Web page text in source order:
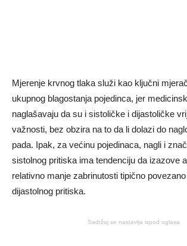
Mjerenje krvnog tlaka služi kao ključni
ukupnog blagostanja pojedinca, jer
naglašavaju da su i sistoličke i dijastoličke
važnosti, bez obzira na to da li dolazi do
pada. Ipak, za većinu pojedinaca, nagli i
sistolnog pritiska ima tendenciju da izazove
relativno manje zabrinutosti tipično
dijastolnog pritiska.
Sadržaj se nastavlja ispod oglasa